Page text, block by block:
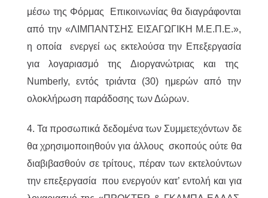
μέσω της Φόρμας Επικοινωνίας θα διαγράφονται
από την «ΛΙΜΠΑΝΤΣΗΣ ΕΙΣΑΓΩΓΙΚΗ Μ.Ε.Π.Ε.»,
η οποία ενεργεί ως εκτελούσα την Επεξεργασία
για λογαριασμό της Διοργανώτριας και της
Numberly, εντός τριάντα (30) ημερών από την
ολοκλήρωση παράδοσης των Δώρων.
4. Τα προσωπικά δεδομένα των Συμμετεχόντων δε
θα χρησιμοποιηθούν για άλλους σκοπούς ούτε θα
διαβιβασθούν σε τρίτους, πέραν των εκτελούντων
την επεξεργασία που ενεργούν κατ’ εντολή και για